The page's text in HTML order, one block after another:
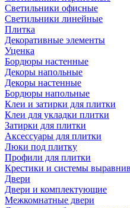
Светильники офисные
Светильники линейные
Плитка
Декоративные элементы
Уценка
Бордюры настенные
Декоры напольные
Декоры настенные
Бордюры напольные
Клеи и затирки для плитки
Клеи для укладки плитки
Затирки для плитки
Аксессуары для плитки
Люки под плитку
Профили для плитки
Крестики и системы
Двери
Двери и комплектующие
Межкомнатные двери